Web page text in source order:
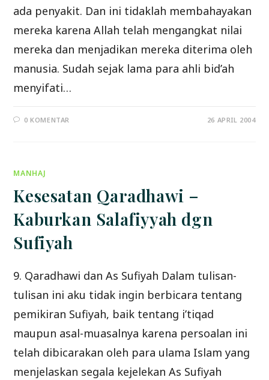
ada penyakit. Dan ini tidaklah membahayakan
mereka karena Allah telah mengangkat nilai
mereka dan menjadikan mereka diterima oleh
manusia. Sudah sejak lama para ahli bid’ah
menyifati…
0 KOMENTAR 26 APRIL 2004
MANHAJ
Kesesatan Qaradhawi –
Kaburkan Salafiyyah dgn
Sufiyah
9. Qaradhawi dan As Sufiyah Dalam tulisan-
tulisan ini aku tidak ingin berbicara tentang
pemikiran Sufiyah, baik tentang i’tiqad
maupun asal-muasalnya karena persoalan ini
telah dibicarakan oleh para ulama Islam yang
menjelaskan segala kejelekan As Sufiyah